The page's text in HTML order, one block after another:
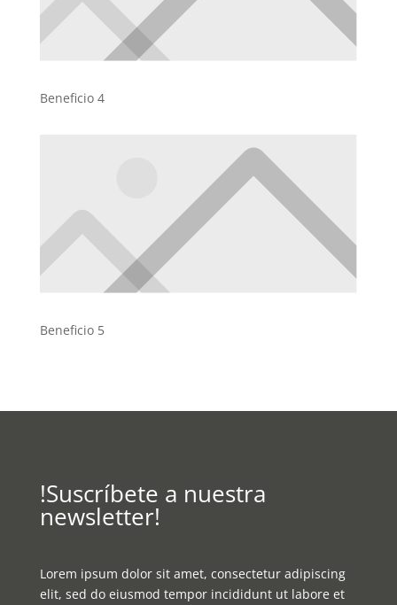
Beneficio 4
Beneficio 5
!Suscríbete a nuestra
newsletter!
Lorem ipsum dolor sit amet, consectetur adipiscing
elit, sed do eiusmod tempor incididunt ut labore et